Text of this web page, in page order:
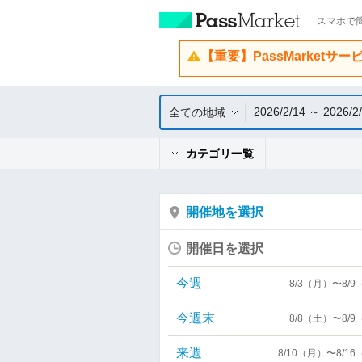
スマホで
【重要】PassMarketサー
全ての地域 2026/2/14 ～ 2026/
カテゴリ一覧
開催地を選択
開催日を選択
今週 8/3（月）〜8/9
今週末 8/8（土）〜8/9
来週 8/10（月）〜8/16